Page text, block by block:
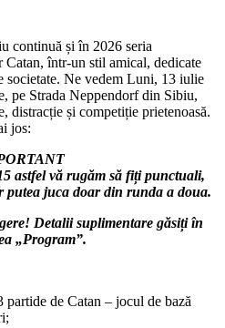
continuă și în 2026 seria
într-un stil amical, dedicate
societate. Ne vedem Luni, 13 iulie
pe Strada Neppendorf din Sibiu,
distracție și competiție prietenoasă.
jos:
astfel vă rugăm să fiți punctuali,
putea juca doar din runda a doua.
Detalii suplimentare găsiți în
„Program”.
de Catan – jocul de bază